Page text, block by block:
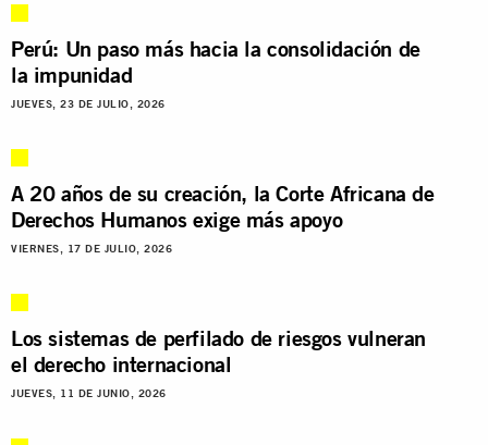
Perú: Un paso más hacia la consolidación de
la impunidad
JUEVES, 23 DE JULIO, 2026
A 20 años de su creación, la Corte Africana de
Derechos Humanos exige más apoyo
VIERNES, 17 DE JULIO, 2026
Los sistemas de perfilado de riesgos vulneran
el derecho internacional
JUEVES, 11 DE JUNIO, 2026